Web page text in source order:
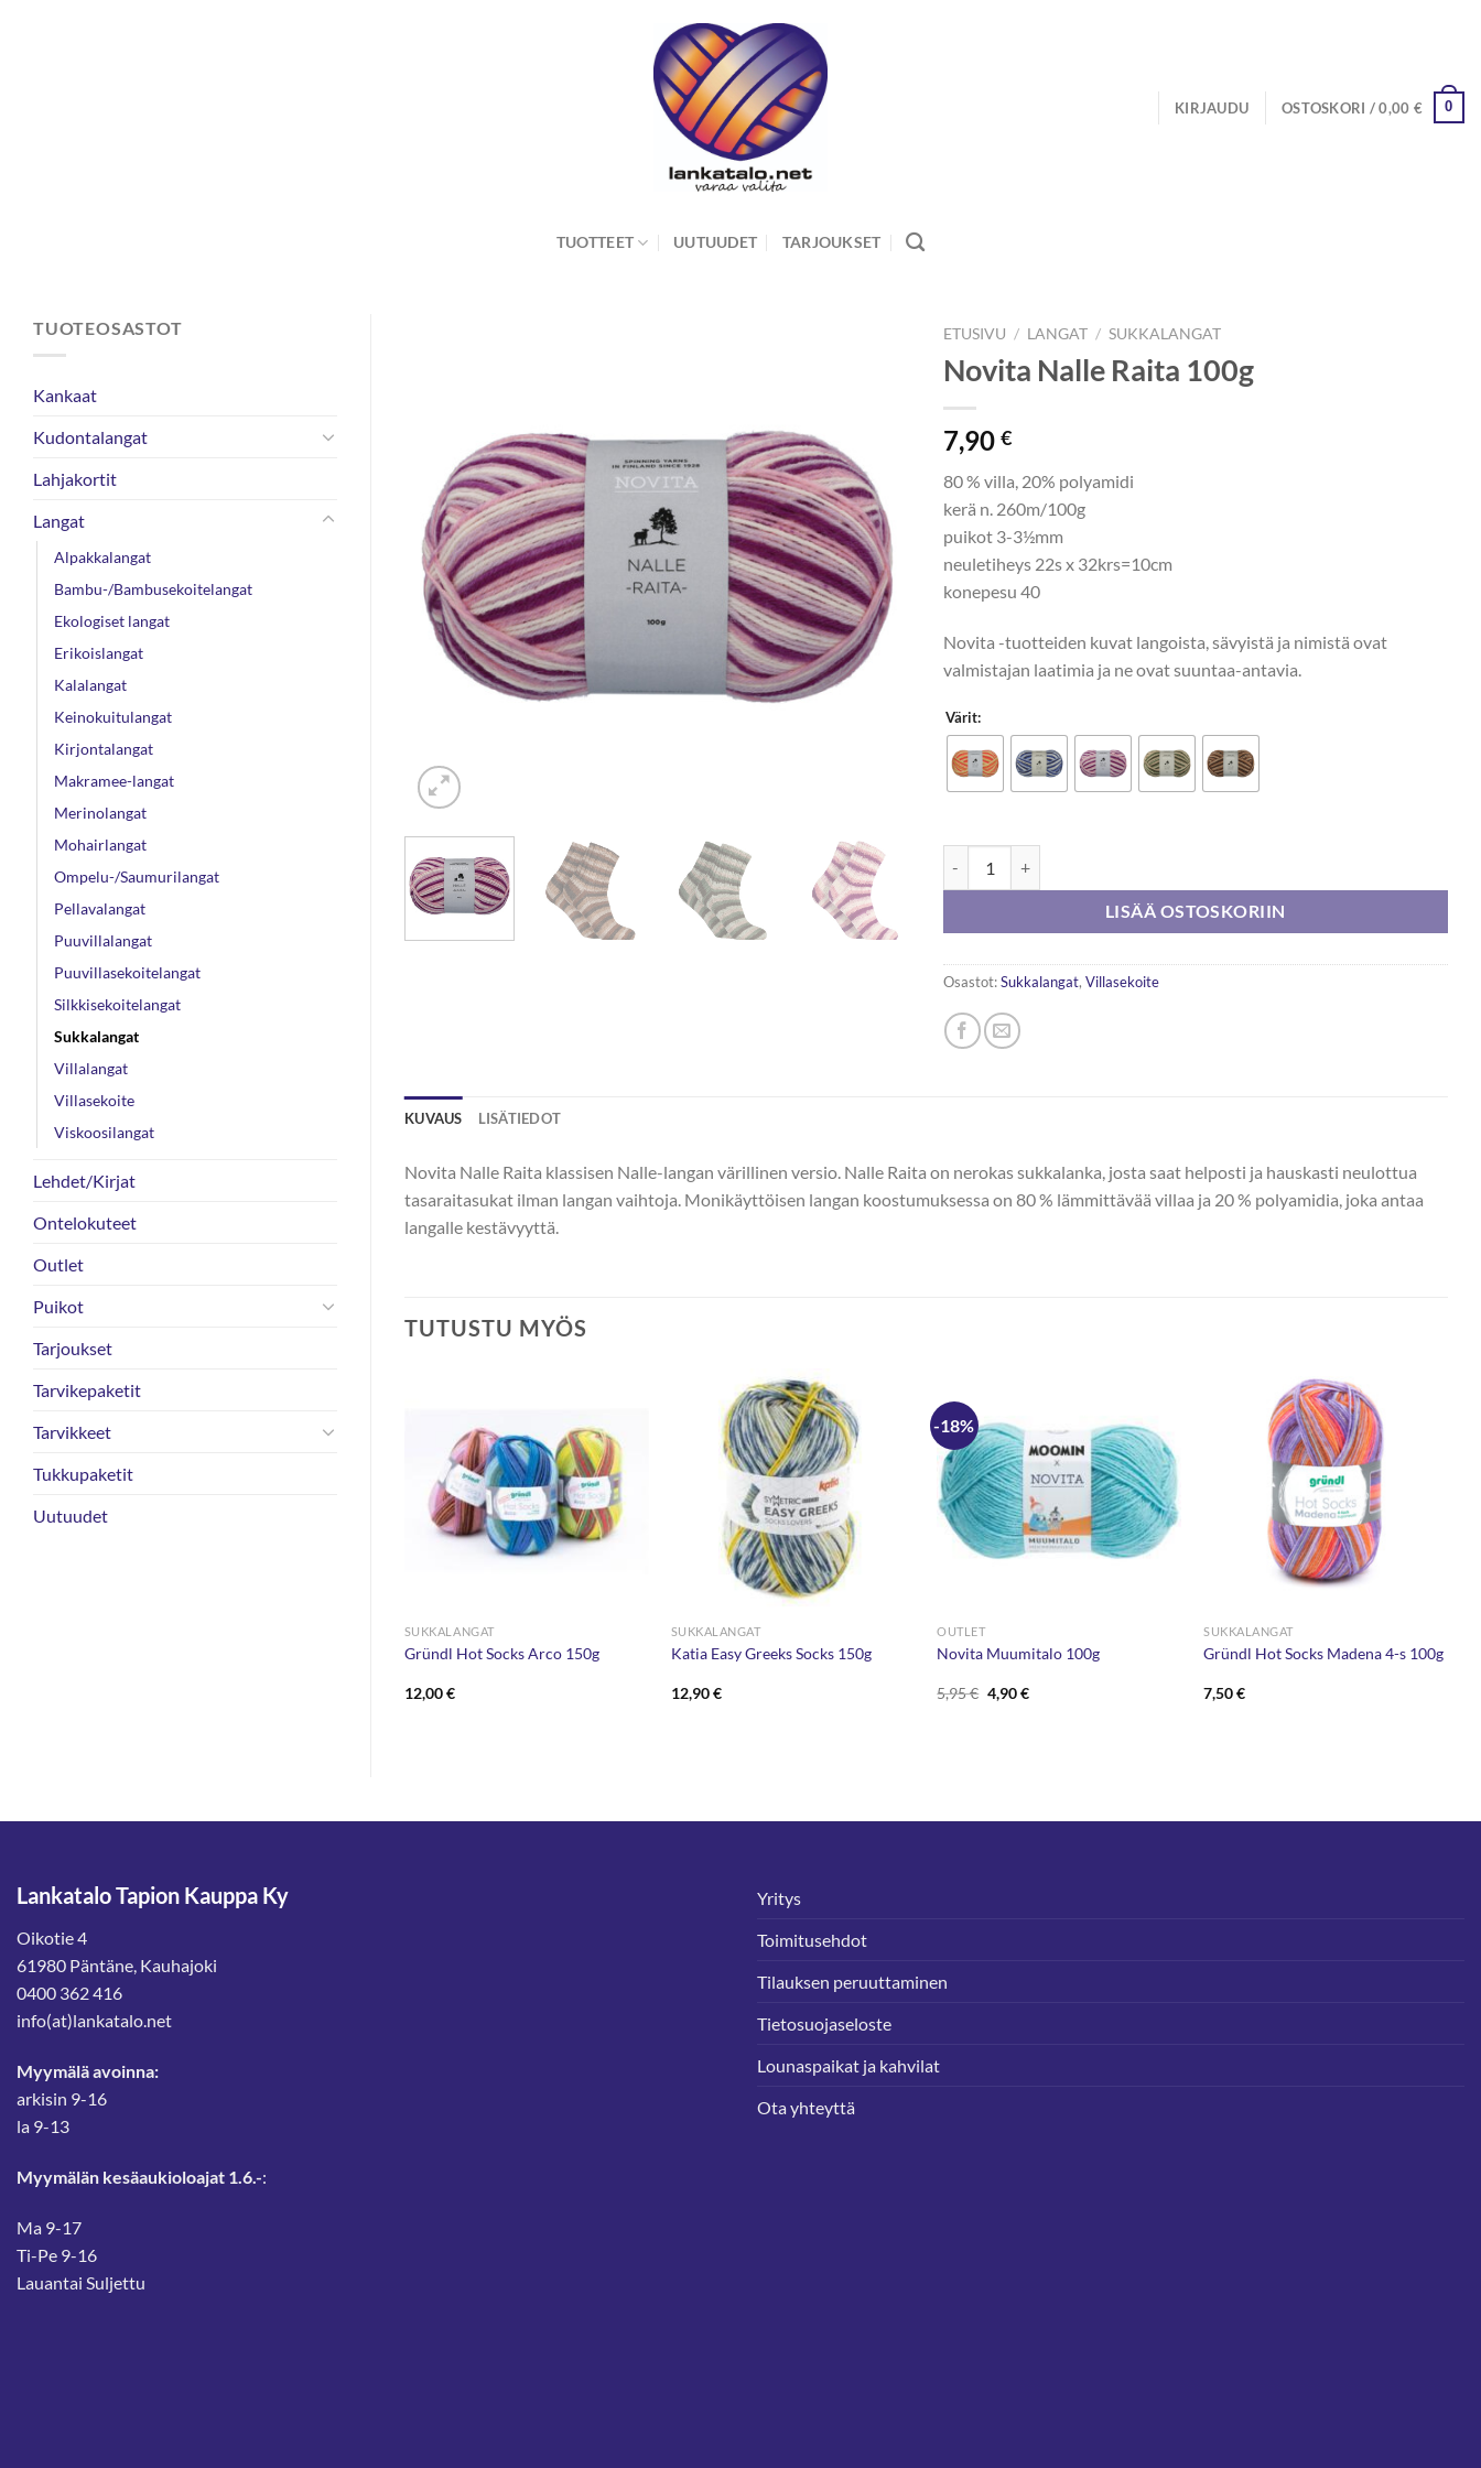
KIRJAUDU OSTOSKORI /0,00 € 0
TUOTTEET UUTUUDET TARJOUKSET
TUOTEOSASTOT
Kankaat
Kudontalangat
Lahjakortit
Langat
Alpakkalangat
Bambu-/Bambusekoitelangat
Ekologiset langat
Erikoislangat
Kalalangat
Keinokuitulangat
Kirjontalangat
Makramee-langat
Merinolangat
Mohairlangat
Ompelu-/Saumurilangat
Pellavalangat
Puuvillalangat
Puuvillasekoitelangat
Silkkisekoitelangat
Sukkalangat
Villalangat
Villasekoite
Viskoosilangat
Lehdet/Kirjat
Ontelokuteet
Outlet
Puikot
Tarjoukset
Tarvikepaketit
Tarvikkeet
Tukkupaketit
Uutuudet
ETUSIVU / LANGAT / SUKKALANGAT
Novita Nalle Raita 100g
7,90 €
80 % villa, 20% polyamidi
kerä n. 260m/100g
puikot 3-3½mm
neuletiheys 22s x 32krs=10cm
konepesu 40
Novita -tuotteiden kuvat langoista, sävyistä ja nimistä ovat
valmistajan laatimia ja ne ovat suuntaa-antavia.
Värit:
LISÄÄ OSTOSKORIIN
Osastot:Sukkalangat, Villasekoite
KUVAUS LISÄTIEDOT
Novita Nalle Raita klassisen Nalle-langan värillinen versio. Nalle Raita on nerokas sukkalanka, josta saat helposti ja hauskasti neulottua
tasaraitasukat ilman langan vaihtoja. Monikäyttöisen langan koostumuksessa on 80 % lämmittävää villaa ja 20 % polyamidia, joka antaa
langalle kestävyyttä.
TUTUSTU MYÖS
SUKKALANGAT
Gründl Hot Socks Arco 150g
12,00€
SUKKALANGAT
Katia Easy Greeks Socks 150g
12,90€
-18%
OUTLET
Novita Muumitalo 100g
5,95€ Alkuperäinen
hinta
4,90€Nykyinen
SUKKALANGAT
Gründl Hot Socks Madena 4-s 100g
7,50€
Lankatalo Tapion Kauppa Ky
Oikotie 4
61980 Päntäne, Kauhajoki
0400 362 416
info(at)lankatalo.net
Myymälä avoinna:
arkisin 9-16
la 9-13
Myymälän kesäaukioloajat 1.6.-:
Ma 9-17
Ti-Pe 9-16
Lauantai Suljettu
Yritys
Toimitusehdot
Tilauksen peruuttaminen
Tietosuojaseloste
Lounaspaikat ja kahvilat
Ota yhteyttä